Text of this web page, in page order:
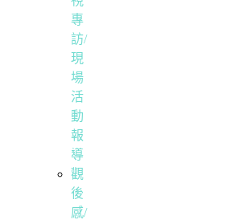
專
訪/
現
場
活
動
報
導
觀
後
感/